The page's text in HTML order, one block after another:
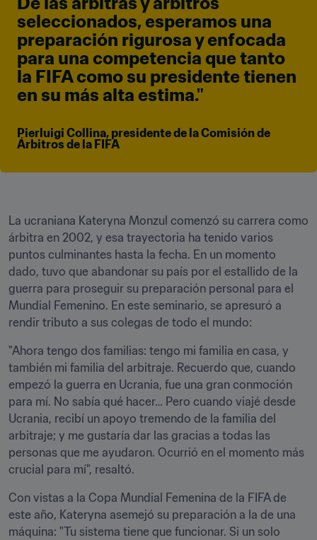
seleccionados, esperamos una
preparación rigurosa y enfocada
para una competencia que tanto
la FIFA como su presidente tienen
en su más alta estima."
Pierluigi Collina, presidente de la Comisión de
Árbitros de la FIFA
La ucraniana Kateryna Monzul comenzó su carrera como
árbitra en 2002, y esa trayectoria ha tenido varios
puntos culminantes hasta la fecha. En un momento
dado, tuvo que abandonar su país por el estallido de la
guerra para proseguir su preparación personal para el
Mundial Femenino. En este seminario, se apresuró a
rendir tributo a sus colegas de todo el mundo:
"Ahora tengo dos familias: tengo mi familia en casa, y
también mi familia del arbitraje. Recuerdo que, cuando
empezó la guerra en Ucrania, fue una gran conmoción
para mí. No sabía qué hacer… Pero cuando viajé desde
Ucrania, recibí un apoyo tremendo de la familia del
arbitraje; y me gustaría dar las gracias a todas las
personas que me ayudaron. Ocurrió en el momento más
crucial para mí", resaltó.
Con vistas a la Copa Mundial Femenina de la FIFA de
este año, Kateryna asemejó su preparación a la de una
máquina: "Tu sistema tiene que funcionar. Si un solo